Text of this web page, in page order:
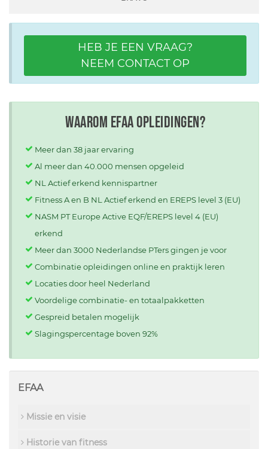
HEB JE EEN VRAAG?
NEEM CONTACT OP
Waarom EFAA opleidingen?
Meer dan 38 jaar ervaring
Al meer dan 40.000 mensen opgeleid
NL Actief erkend kennispartner
Fitness A en B NL Actief erkend en EREPS level 3 (EU)
NASM PT Europe Active EQF/EREPS level 4 (EU)
erkend
Meer dan 3000 Nederlandse PTers gingen je voor
Combinatie opleidingen online en praktijk leren
Locaties door heel Nederland
Voordelige combinatie- en totaalpakketten
Gespreid betalen mogelijk
Slagingspercentage boven 92%
EFAA
Missie en visie
Historie van fitness